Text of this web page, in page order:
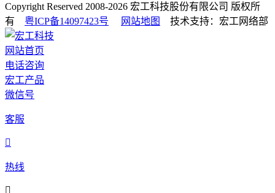
Copyright Reserved 2008-2026 宏工科技股份有限公司 版权所
有 粤ICP备14097423号 网站地图 技术支持：宏工网络部
网站首页
电话咨询
宏工产品
微信号
客服

热线
